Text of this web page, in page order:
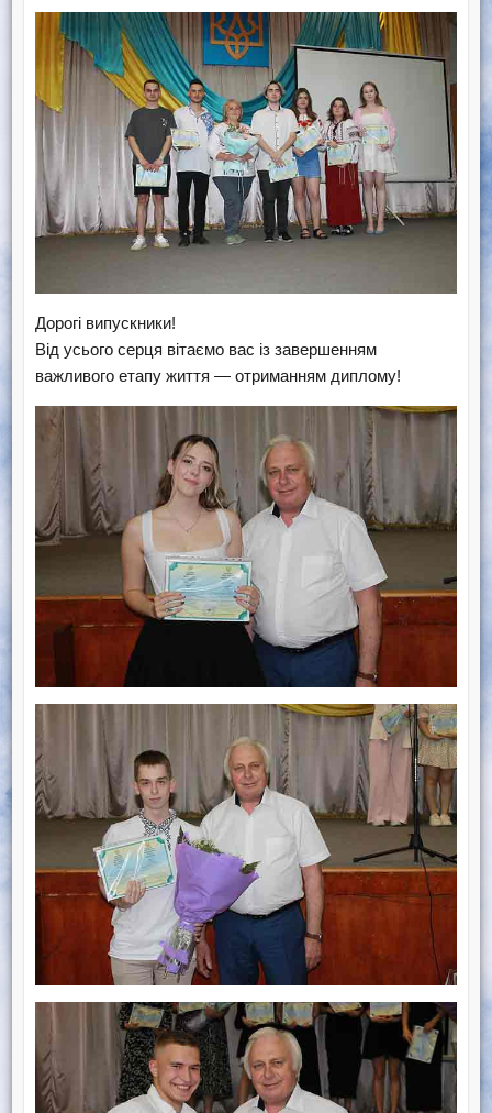
Дорогі випускники!
Від усього серця вітаємо вас із завершенням
важливого етапу життя — отриманням диплому!